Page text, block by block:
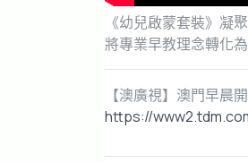
《幼兒啟蒙套裝》凝
將專業早教理念轉化
【澳廣視】澳門早晨
https://